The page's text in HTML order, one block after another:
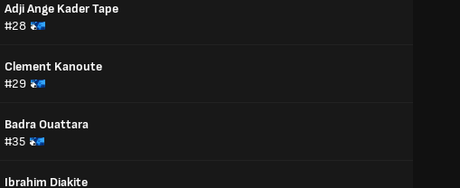
Adji Ange Kader Tape
#28
Clement Kanoute
#29
Badra Ouattara
#35
Ibrahim Diakite